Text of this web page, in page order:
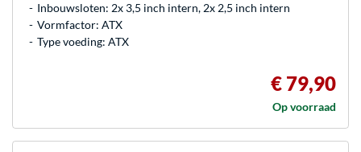
Inbouwsloten: 2x 3,5 inch intern, 2x 2,5 inch intern
Vormfactor: ATX
Type voeding: ATX
€ 79,90
Op voorraad